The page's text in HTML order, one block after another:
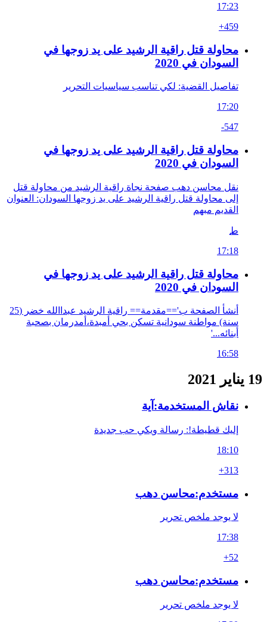
17:23
+459
محاولة قتل راقية الرشيد على يد زوجها في
السودان في 2020
تفاصيل القضية: لكي تناسب سياسيات التحرير
17:20
-547
محاولة قتل راقية الرشيد على يد زوجها في
السودان في 2020
نقل محاسن دهب صفحة نجاة راقية الرشيد من محاولة قتل
إلى محاولة قتل راقية الرشيد على يد زوجها السودان: العنوان
القديم مبهم
ط
17:18
محاولة قتل راقية الرشيد على يد زوجها في
السودان في 2020
أنشأ الصفحة ب'==مقدمة== راقية الرشيد عبداالله خضر (25
سنة) مواطنة سودانية تسكن بحي أمبدة،أمدرمان بصحبة
أبنائه...'
16:58
19 يناير 2021
نقاش المستخدمة:آية
إليك قطيطة!: رسالة ويكي حب جديدة
18:10
+313
مستخدم:محاسن دهب
لا يوجد ملخص تحرير
17:38
+52
مستخدم:محاسن دهب
لا يوجد ملخص تحرير